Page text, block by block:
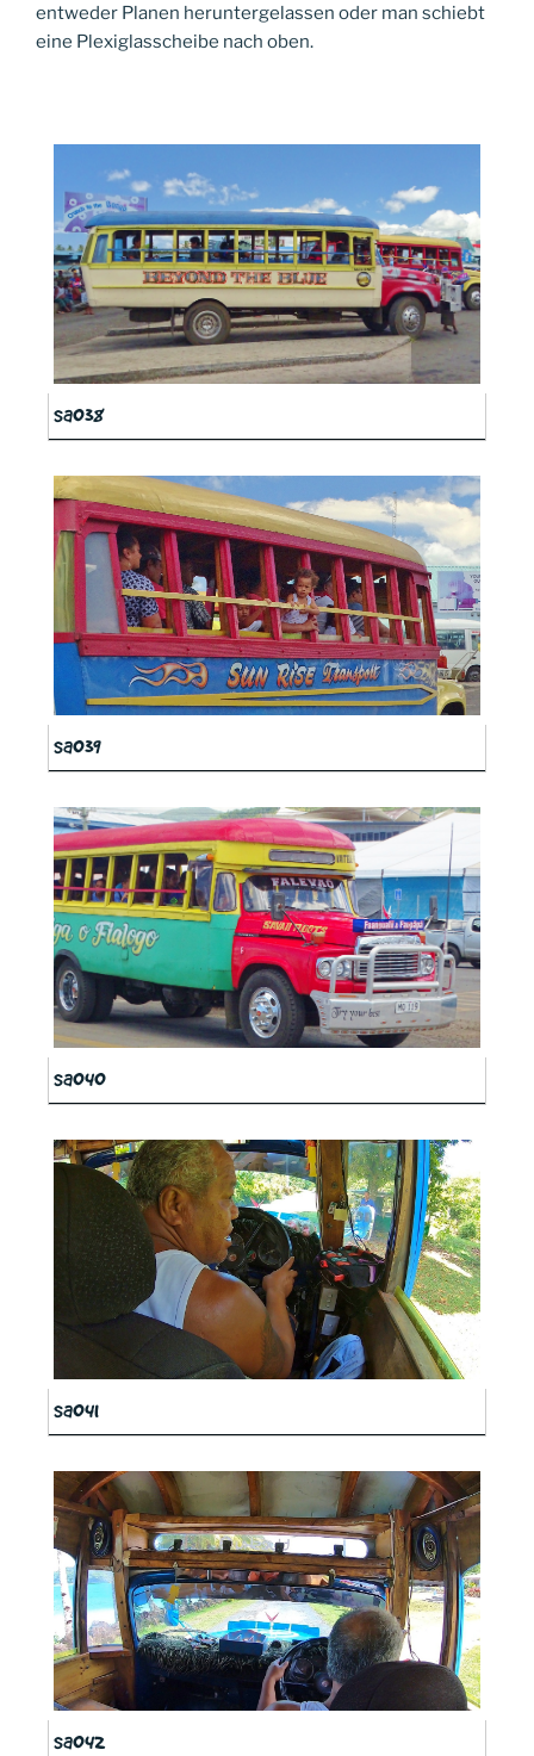
entweder Planen heruntergelassen oder man schiebt
eine Plexiglasscheibe nach oben.
sa038
sa039
sa040
sa041
sa042